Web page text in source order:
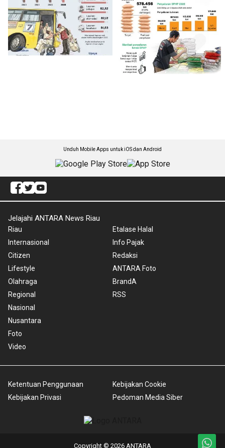
Unduh Mobile Apps untuk iOS dan Android
Jelajahi ANTARA News Riau
Riau
Internasional
Citizen
Lifestyle
Olahraga
Regional
Nasional
Nusantara
Foto
Video
Etalase Halal
Info Pajak
Redaksi
ANTARA Foto
BrandA
RSS
Ketentuan Penggunaan
Kebijakan Privasi
Kebijakan Cookie
Pedoman Media Siber
Copyright © 2026 ANTARA